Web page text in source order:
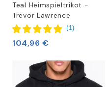
Teal Heimspieltrikot -
Trevor Lawrence
(1)
104,96 €